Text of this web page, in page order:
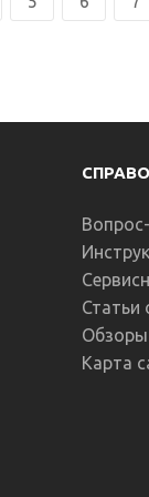
Клапан-
Статьи
Обзоры
Карта